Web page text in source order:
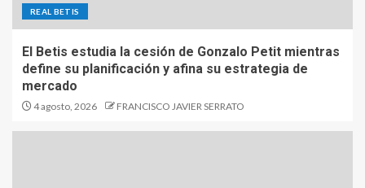
REAL BETIS
El Betis estudia la cesión de Gonzalo Petit mientras
define su planificación y afina su estrategia de
mercado
4 agosto, 2026 FRANCISCO JAVIER SERRATO